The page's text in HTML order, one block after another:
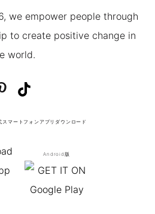
we empower people through
to create positive change in
world.
マートフォンアプリ ダウンロード
Android版